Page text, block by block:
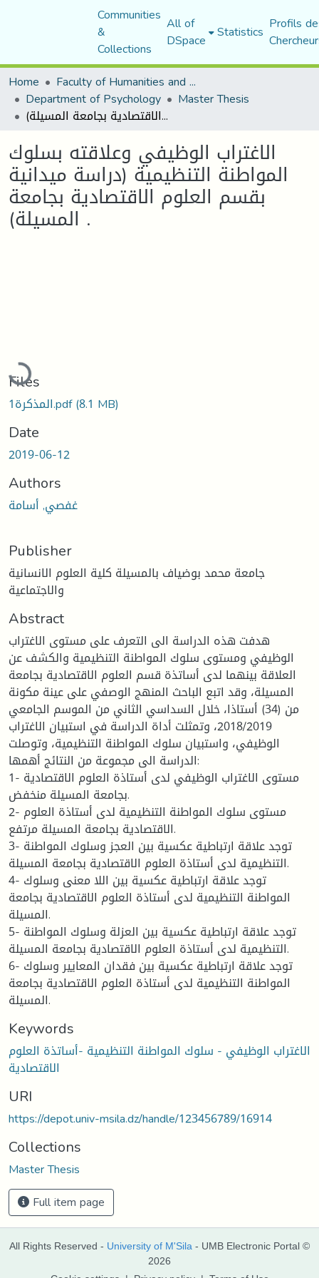
Communities
&
Collections
All of
DSpace Statistics Profils
Home
Faculty of Humanities and Social Sciences
Department of Psychology Master Thesis
الاغتراب الوظيفي وعلاقته بسلوك المواطنة التنظيمية (دراسة ميدانية بقسم العلوم الاقتصادية بجامعة المسيلة) .
الاغتراب الوظيفي وعلاقته بسلوك
المواطنة التنظيمية (دراسة ميدانية
بقسم العلوم الاقتصادية بجامعة
المسيلة) .
Loading...
Files
المذكرة1.pdf(8.1 MB)
Date
2019-06-12
Authors
غفصي, أسامة
Publisher
جامعة محمد بوضياف بالمسيلة كلية العلوم الانسانية
والاجتماعية
Abstract
هدفت هذه الدراسة الى التعرف على مستوى الاغتراب
الوظيفي ومستوى سلوك المواطنة التنظيمية والكشف عن
العلاقة بينهما لدى أساتذة قسم العلوم الاقتصادية بجامعة
المسيلة، وقد اتبع الباحث المنهج الوصفي على عينة مكونة
من (34) أستاذا، خلال السداسي الثاني من الموسم الجامعي
2018/2019، وتمثلت أداة الدراسة في استبيان الاغتراب
الوظيفي، واستبيان سلوك المواطنة التنظيمية، وتوصلت
الدراسة الى مجموعة من النتائج أهمها:
1- مستوى الاغتراب الوظيفي لدى أستاذة العلوم الاقتصادية
بجامعة المسيلة منخفض.
2- مستوى سلوك المواطنة التنظيمية لدى أستاذة العلوم
الاقتصادية بجامعة المسيلة مرتفع.
3- توجد علاقة ارتباطية عكسية بين العجز وسلوك المواطنة
التنظيمية لدى أستاذة العلوم الاقتصادية بجامعة المسيلة.
4- توجد علاقة ارتباطية عكسية بين اللا معنى وسلوك
المواطنة التنظيمية لدى أستاذة العلوم الاقتصادية بجامعة
المسيلة.
5- توجد علاقة ارتباطية عكسية بين العزلة وسلوك المواطنة
التنظيمية لدى أستاذة العلوم الاقتصادية بجامعة المسيلة.
6- توجد علاقة ارتباطية عكسية بين فقدان المعايير وسلوك
المواطنة التنظيمية لدى أستاذة العلوم الاقتصادية بجامعة
المسيلة.
Keywords
الاغتراب الوظيفي - سلوك المواطنة التنظيمية -أساتذة العلوم
الاقتصادية
URI
https://depot.univ-msila.dz/handle/123456789/16914
Collections
Master Thesis
Full item page
All Rights Reserved - University of M'Sila - UMB Electronic Portal ©
2026